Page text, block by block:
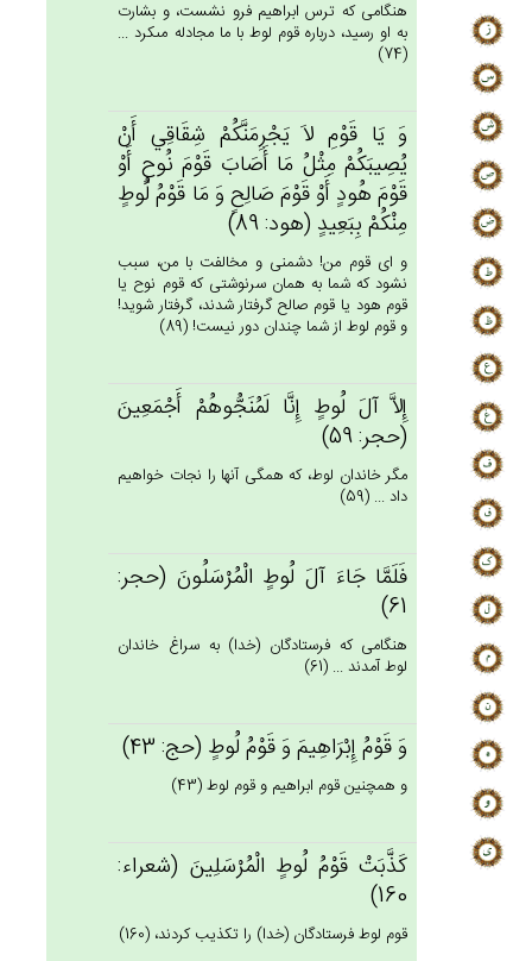
هنگامى كه ترس ابراهيم فرو نشست، و بشارت
به او رسيد، درباره قوم لوط با ما مجادله مى‏كرد ...
(74)
وَ يَا قَوْم‌ِ لاَ يَجْرِمَنَّكُم‌ْ شِقَاقِي‌ أَنْ‌
يُصِيبَكُمْ‌ مِثْل‌ُ مَا أَصَاب‌َ قَوْم‌َ نُوح‌ٍ أَوْ
قَوْم‌َ هُودٍ أَوْ قَوْم‌َ صَالِح‌ٍ وَ مَا قَوْم‌ُ لُوط‌ٍ
مِنْكُمْ‌ بِبَعِيدٍ (هود: 89)
و اى قوم من! دشمنى و مخالفت با من، سبب
نشود كه شما به همان سرنوشتى كه قوم نوح يا
قوم هود يا قوم صالح گرفتار شدند، گرفتار شويد!
و قوم لوط از شما چندان دور نيست! (89)
إِلاَّ آل‌َ لُوط‌ٍ إِنَّا لَمُنَجُّوهُم‌ْ أَجْمَعِين‌َ
(حجر: 59)
مگر خاندان لوط، كه همگى آنها را نجات خواهيم
داد ... (59)
فَلَمَّا جَاءَ آل‌َ لُوط‌ٍ الْمُرْسَلُون‌َ (حجر:
61)
هنگامى كه فرستادگان (خدا) به سراغ خاندان
لوط آمدند ... (61)
وَ قَوْم‌ُ إِبْرَاهِيم‌َ وَ قَوْم‌ُ لُوط‌ٍ (حج: 43)
و همچنين قوم ابراهيم و قوم لوط (43)
كَذَّبَت‌ْ قَوْم‌ُ لُوط‌ٍ الْمُرْسَلِين‌َ (شعراء:
160)
قوم لوط فرستادگان (خدا) را تكذيب كردند، (160)